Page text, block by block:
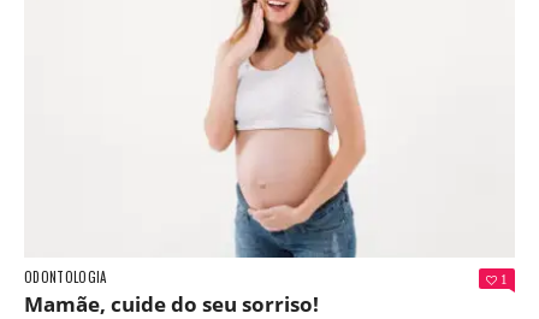
ODONTOLOGIA 1
Mamãe, cuide do seu sorriso!